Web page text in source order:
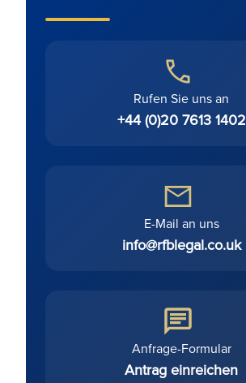
Rufen Sie uns an
+44 (0)20 7613 1402
E-Mail an uns
info@rfblegal.co.uk
Anfrage-Formular
Antrag einreichen